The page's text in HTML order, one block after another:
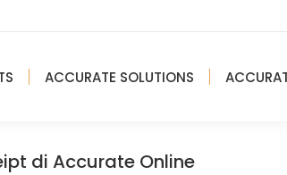
ACCURATE SOLUTIONS
di Accurate Online